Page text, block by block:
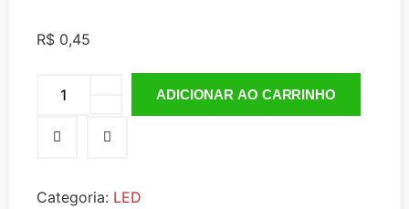
R$ 0,45
ADICIONAR AO CARRINHO
Categoria: LED